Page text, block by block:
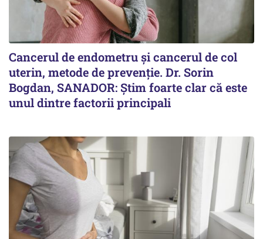
Cancerul de endometru și cancerul de col
uterin, metode de prevenție. Dr. Sorin
Bogdan, SANADOR: Știm foarte clar că este
unul dintre factorii principali